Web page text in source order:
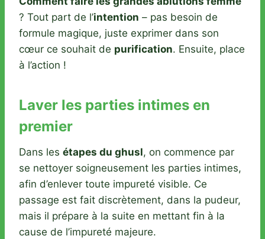
? Tout part de l’intention – pas besoin de
formule magique, juste exprimer dans son
cœur ce souhait de purification. Ensuite, place
à l’action !
Laver les parties intimes en
premier
Dans les étapes du ghusl, on commence par
se nettoyer soigneusement les parties intimes,
afin d’enlever toute impureté visible. Ce
passage est fait discrètement, dans la pudeur,
mais il prépare à la suite en mettant fin à la
cause de l’impureté majeure.